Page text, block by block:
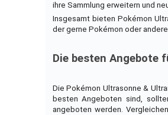
ihre Sammlung erweitern und
Insgesamt bieten Pokémon
der gerne Pokémon oder
Die besten Angebote
Die Pokémon Ultrasonne &
besten Angeboten sind,
angeboten werden.